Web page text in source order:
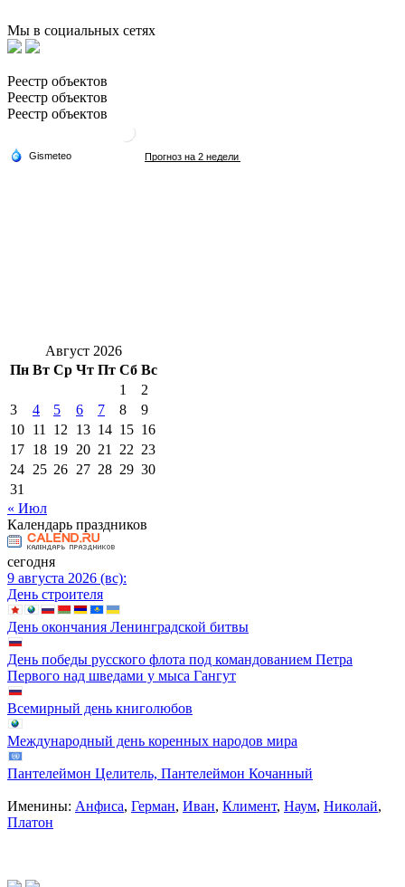
Мы в социальных сетях
Реестр объектов
Реестр объектов
Реестр объектов
Август 2026
Пн Вт Ср Чт Пт Сб Вс
1
2
3
4 5 6 7 8
9
10 11 12 13 14 15 16
17 18 19 20 21 22 23
24 25 26 27 28 29 30
31
« Июл
Календарь праздников
сегодня
9 августа 2026 (вс):
День строителя
День окончания Ленинградской битвы
День победы русского флота под командованием Петра
Первого над шведами у мыса Гангут
Всемирный день книголюбов
Международный день коренных народов мира
Пантелеймон Целитель, Пантелеймон Кочанный
Именины: Анфиса, Герман, Иван, Климент, Наум, Николай,
Платон